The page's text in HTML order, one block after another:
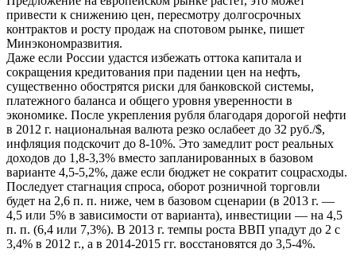
привести к снижению цен, пересмотру долгосрочных
контрактов и росту продаж на спотовом рынке, пишет
Минэкономразвития.
Даже если России удастся избежать оттока капитала и
сокращения кредитования при падении цен на нефть,
существенно обострятся риски для банковской системы,
платежного баланса и общего уровня уверенности в
экономике. После укрепления рубля благодаря дорогой нефти
в 2012 г. национальная валюта резко ослабеет до 32 руб./$,
инфляция подскочит до 8-10%. Это замедлит рост реальных
доходов до 1,8-3,3% вместо запланированных в базовом
варианте 4,5-5,2%, даже если бюджет не сократит соцрасходы.
Последует стагнация спроса, оборот розничной торговли
будет на 2,6 п. п. ниже, чем в базовом сценарии (в 2013 г. —
4,5 или 5% в зависимости от варианта), инвестиции — на 4,5
п. п. (6,4 или 7,3%). В 2013 г. темпы роста ВВП упадут до 2 с
3,4% в 2012 г., а в 2014-2015 гг. восстановятся до 3,5-4%.